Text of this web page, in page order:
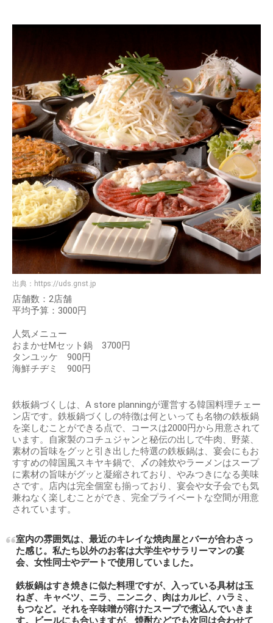
出典： https://uds.gnst.jp
店舗数：2店舗
平均予算：3000円
人気メニュー
おまかせMセット鍋 3700円
タンユッケ 900円
海鮮チヂミ 900円
鉄板鍋づくしは、A store planningが運営する韓国料理チェー
ン店です。鉄板鍋づくしの特徴は何といっても名物の鉄板鍋
を楽しむことができる点で、コースは2000円から用意されて
います。自家製のコチュジャンと秘伝の出しで牛肉、野菜、
素材の旨味をグッと引き出した特選の鉄板鍋は、宴会にもお
すすめの韓国風スキヤキ鍋で、〆の雑炊やラーメンはスープ
に素材の旨味がグッと凝縮されており、やみつきになる美味
さです。店内は完全個室も揃っており、宴会や女子会でも気
兼ねなく楽しむことができ、完全プライベートな空間が用意
されています。
室内の雰囲気は、最近のキレイな焼肉屋とバーが合わさっ
た感じ。私たち以外のお客は大学生やサラリーマンの宴
会、女性同士やデートで使用していました。
鉄板鍋はすき焼きに似た料理ですが、入っている具材は玉
ねぎ、キャベツ、ニラ、ニンニク、肉はカルビ、ハラミ、
もつなど。それを辛味噌が溶けたスープで煮込んでいきま
す。ビールにも合いますが、焼酎などでも次回は合わせて